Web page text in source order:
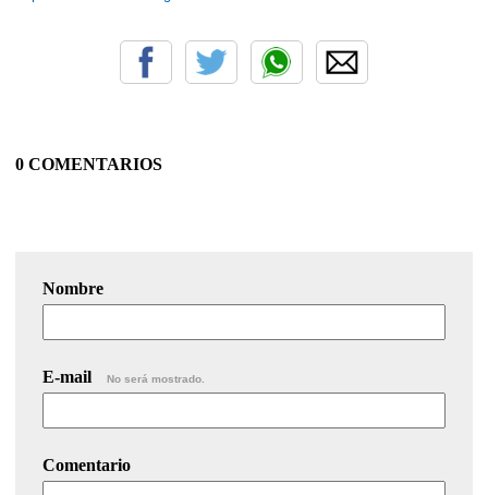
0 COMENTARIOS
Nombre
E-mail No será mostrado.
Comentario